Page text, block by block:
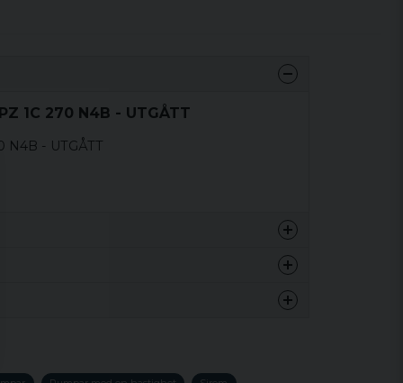
1C 270 N4B - UTGÅTT
N4B - UTGÅTT
produkten...